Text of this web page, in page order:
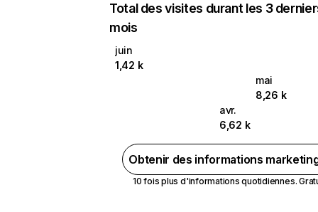
Total des visites durant les 3
mois
juin
1,42 k
mai
8,26 k
avr.
6,62 k
Obtenir des informations
10 fois plus d'informations quotidiennes.